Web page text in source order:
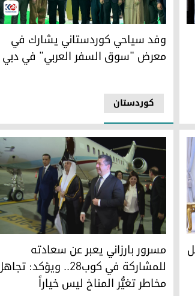
اعتماد سفير سلطات طالبان
وفد سياحي كوردستاني يشارك في
کوردستان
وفد سياحي كوردستاني يشارك في
معرض "سوق السفر العربي" في دبي
الشيخ محمد بن زايد
مشهد للحظة وصول رئيس حكومة إقليم
مسرور بارزاني يعبر عن سعادته
للمشاركة في كوب28.. ويؤكد:
مخاطر تغيُّر المناخ ليس خياراً